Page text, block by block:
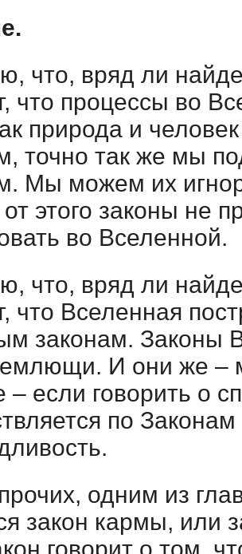
что, вряд ли
что процессы во
природа и
точно так же мы
Мы можем их
этого законы не
во Вселенной.
что, вряд ли
что Вселенная
законам. Законы
И они же –
если говорить о
по
одним из
закон кармы, или